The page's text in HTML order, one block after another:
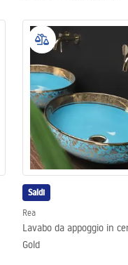
Saldi
Rea
Lavabo da appoggio in
Gold